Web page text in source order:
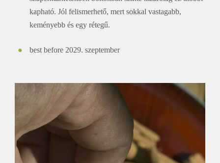
kapható. Jól felismerhető, mert sokkal vastagabb,
keményebb és egy rétegű.
best before 2029. szeptember